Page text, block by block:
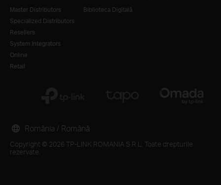
Master Distributors
Specialized Distributors
Resellers
System Integrators
Online
Retail
Biblioteca Digitală
Copyright © 2026 TP-LINK ROMANIA S.R.L. Toate drepturile
rezervate.
România / Română